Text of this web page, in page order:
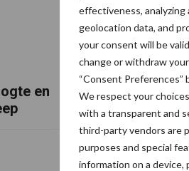
effectiveness,
geolocation data, and
your consent will be
change or withdraw
“Consent
We respect your
with a transparent and
third-party vendors are
purposes and special
information on a device,
en
De speenhuid:
risicofactor